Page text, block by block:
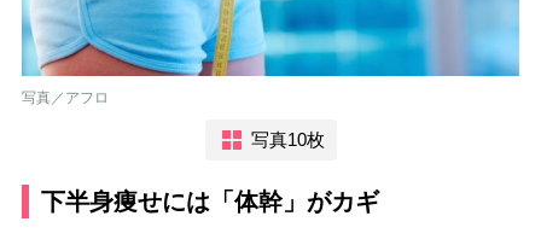
写真／アフロ
写真10枚
下半身痩せには「体幹」がカギ